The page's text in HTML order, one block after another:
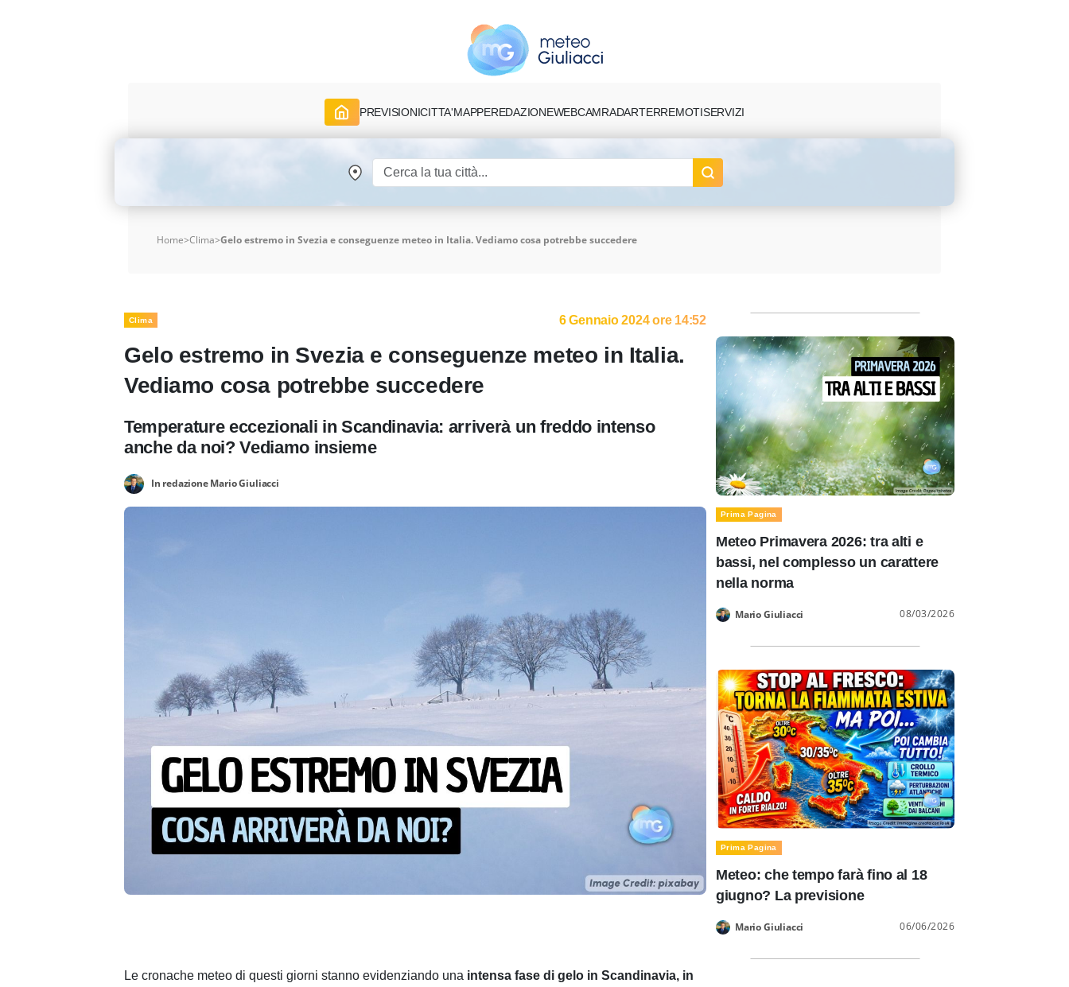
PREVISIONICITTA'MAPPEREDAZIONEWEBCAMRADARTERREMOTISERVIZI
Home>Clima>Gelo estremo in Svezia e conseguenze meteo in Italia. Vediamo cosa potrebbe succedere
Clima 6 Gennaio 2024 ore 14:52
Gelo estremo in Svezia e conseguenze meteo in Italia.
Vediamo cosa potrebbe succedere
Temperature eccezionali in Scandinavia: arriverà un freddo intenso
anche da noi? Vediamo insieme
In redazione Mario Giuliacci
Le cronache meteo di questi giorni stanno evidenziando una intensa fase di gelo in Scandinavia, in
Prima Pagina
Meteo Primavera 2026: tra alti e
bassi, nel complesso un carattere
nella norma
Mario Giuliacci 08/03/2026
Prima Pagina
Meteo: che tempo farà fino al 18
giugno? La previsione
Mario Giuliacci 06/06/2026